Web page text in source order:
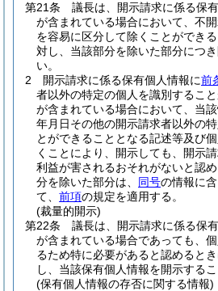
第21条
議長は、開示請求に係る保
が含まれている場合において、不
を容易に区分して除くことができ
対し、当該部分を除いた部分につ
い。
2
開示請求に係る保有個人情報に前
者以外の特定の個人を識別するこ
が含まれている場合において、当
年月日その他の開示請求者以外の
とができることとなる記述等及び
くことにより、開示しても、開示
利益が害されるおそれがないと認
分を除いた部分は、 同号の情報に
て、 前項の規定を適用する。
(裁量的開示)
第22条
議長は、開示請求に係る保
が含まれている場合であっても、
るため特に必要があると認めると
し、当該保有個人情報を開示するこ
(保有個人情報の存否に関する情報)